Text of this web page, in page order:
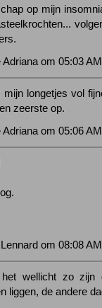
op mijn
Adriana om 05:03
longetjes vol
zeerste op.
Adriana om 05:06
om 08:08
het wellicht zo
liggen, de andere